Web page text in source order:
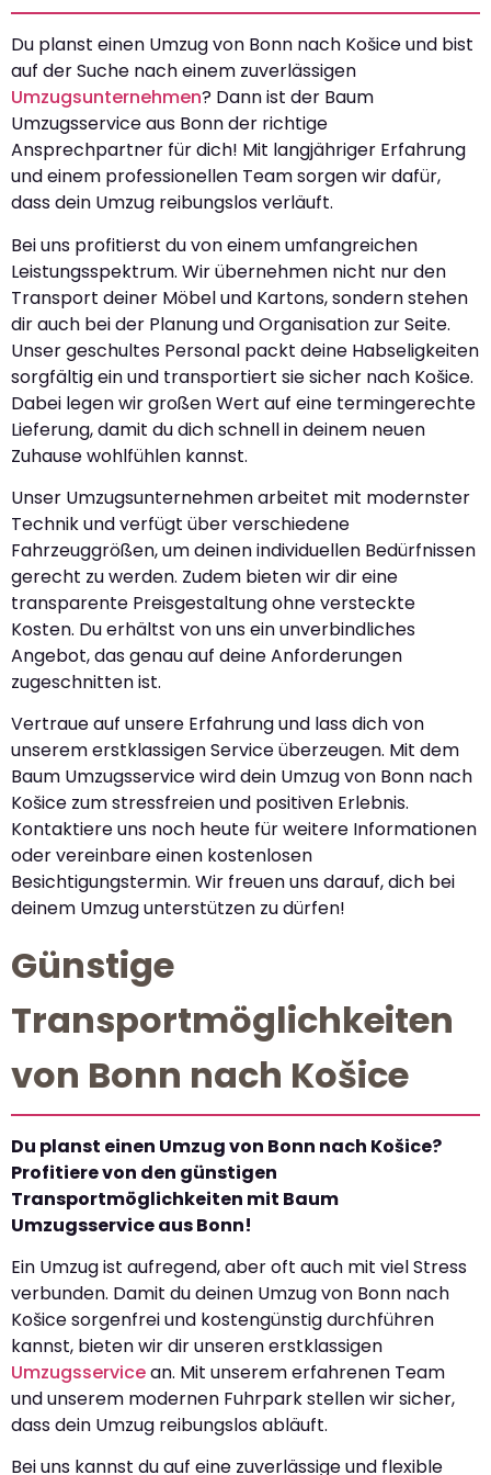
Du planst einen Umzug von Bonn nach Košice und bist
auf der Suche nach einem zuverlässigen
Umzugsunternehmen? Dann ist der Baum
Umzugsservice aus Bonn der richtige
Ansprechpartner für dich! Mit langjähriger Erfahrung
und einem professionellen Team sorgen wir dafür,
dass dein Umzug reibungslos verläuft.
Bei uns profitierst du von einem umfangreichen
Leistungsspektrum. Wir übernehmen nicht nur den
Transport deiner Möbel und Kartons, sondern stehen
dir auch bei der Planung und Organisation zur Seite.
Unser geschultes Personal packt deine Habseligkeiten
sorgfältig ein und transportiert sie sicher nach Košice.
Dabei legen wir großen Wert auf eine termingerechte
Lieferung, damit du dich schnell in deinem neuen
Zuhause wohlfühlen kannst.
Unser Umzugsunternehmen arbeitet mit modernster
Technik und verfügt über verschiedene
Fahrzeuggrößen, um deinen individuellen Bedürfnissen
gerecht zu werden. Zudem bieten wir dir eine
transparente Preisgestaltung ohne versteckte
Kosten. Du erhältst von uns ein unverbindliches
Angebot, das genau auf deine Anforderungen
zugeschnitten ist.
Vertraue auf unsere Erfahrung und lass dich von
unserem erstklassigen Service überzeugen. Mit dem
Baum Umzugsservice wird dein Umzug von Bonn nach
Košice zum stressfreien und positiven Erlebnis.
Kontaktiere uns noch heute für weitere Informationen
oder vereinbare einen kostenlosen
Besichtigungstermin. Wir freuen uns darauf, dich bei
deinem Umzug unterstützen zu dürfen!
Günstige
Transportmöglichkeiten
von Bonn nach Košice
Du planst einen Umzug von Bonn nach Košice?
Profitiere von den günstigen
Transportmöglichkeiten mit Baum
Umzugsservice aus Bonn!
Ein Umzug ist aufregend, aber oft auch mit viel Stress
verbunden. Damit du deinen Umzug von Bonn nach
Košice sorgenfrei und kostengünstig durchführen
kannst, bieten wir dir unseren erstklassigen
Umzugsservicean. Mit unserem erfahrenen Team
und unserem modernen Fuhrpark stellen wir sicher,
dass dein Umzug reibungslos abläuft.
Bei uns kannst du auf eine zuverlässige und flexible